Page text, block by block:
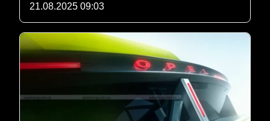
21.08.2025 09:03